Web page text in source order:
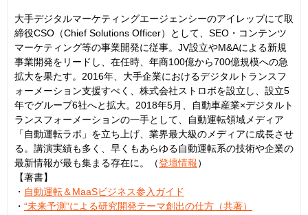
大手デジタルマーケティングエージェンシーのアイレップにて取
締役CSO（Chief Solutions Officer）として、SEO・コンテンツ
マーケティング等の事業開発に従事。JV設立やM&Aによる新規
事業開発をリードし、在任時、年商100億から700億規模への急
拡大を果たす。2016年、大手企業におけるデジタルトランスフ
ォーメーション支援すべく、株式会社ストロボを設立し、設立5
年でグループ6社へと拡大。2018年5月、自動車産業×デジタルト
ランスフォーメーションの一手として、自動運転領域メディア
「自動運転ラボ」を立ち上げ、業界最大級のメディアに成長させ
る。講演実績も多く、早くもあらゆる自動運転系の技術や企業の
最新情報が最も集まる存在に。（登壇情報）
【著書】
・ 自動運転＆MaaSビジネス参入ガイド
・ “未来予測”による研究開発テーマ創出の仕方（共著）